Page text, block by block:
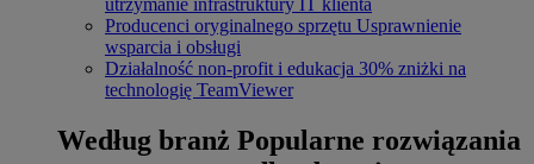
utrzymanie infrastruktury IT klienta
Producenci oryginalnego sprzętu Usprawnienie
wsparcia i obsługi
Działalność non-profit i edukacja 30% zniżki na
technologię TeamViewer
Według branż Popularne rozwiązania